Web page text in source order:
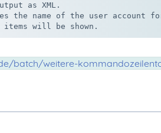
as XML.
the name of the user account
will be shown.
batch/weitere-